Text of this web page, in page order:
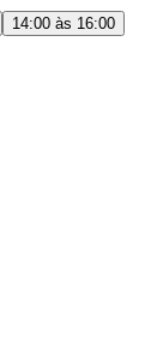
14:00 às 16:00